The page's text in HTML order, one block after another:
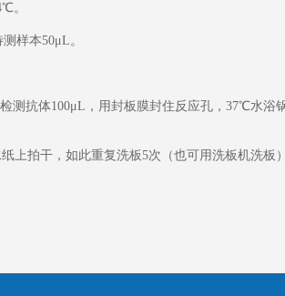
。
样本50μL。
测抗体100μL，用封板膜封住反应孔，37℃水浴
上拍干，如此重复洗板5次（也可用洗板机洗板）